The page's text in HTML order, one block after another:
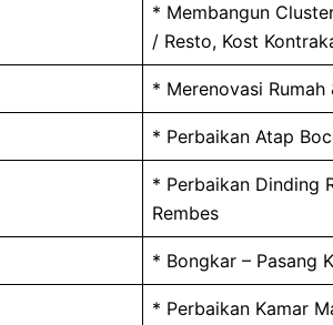
* Membangun
/ Resto, Kost
* Merenovasi
* Perbaikan Atap
* Perbaikan Dinding
Rembes
* Bongkar – Pasang
* Perbaikan Kamar